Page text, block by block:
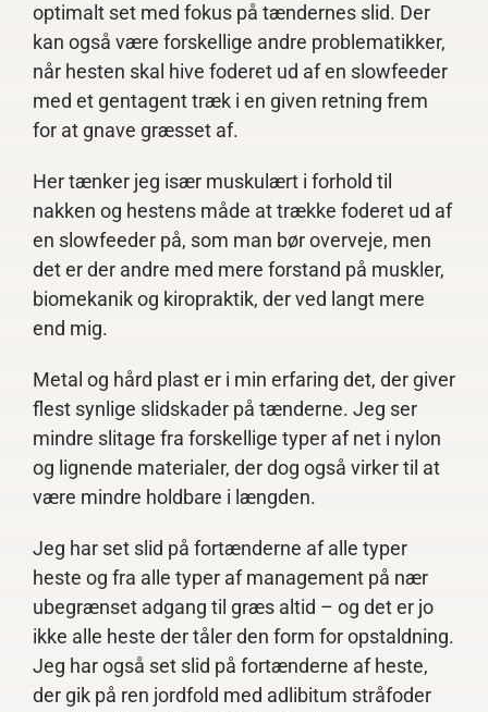
optimalt set med fokus på tændernes slid. Der
kan også være forskellige andre problematikker,
når hesten skal hive foderet ud af en slowfeeder
med et gentagent træk i en given retning frem
for at gnave græsset af.
Her tænker jeg især muskulært i forhold til
nakken og hestens måde at trække foderet ud af
en slowfeeder på, som man bør overveje, men
det er der andre med mere forstand på muskler,
biomekanik og kiropraktik, der ved langt mere
end mig.
Metal og hård plast er i min erfaring det, der giver
flest synlige slidskader på tænderne. Jeg ser
mindre slitage fra forskellige typer af net i nylon
og lignende materialer, der dog også virker til at
være mindre holdbare i længden.
Jeg har set slid på fortænderne af alle typer
heste og fra alle typer af management på nær
ubegrænset adgang til græs altid – og det er jo
ikke alle heste der tåler den form for opstaldning.
Jeg har også set slid på fortænderne af heste,
der gik på ren jordfold med adlibitum stråfoder